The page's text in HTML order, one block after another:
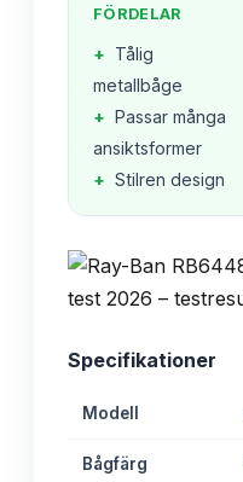
FÖRDELAR
+ Tålig
metallbåge
+ Passar många
ansiktsformer
+ Stilren design
Specifikationer
Modell
Bågfärg